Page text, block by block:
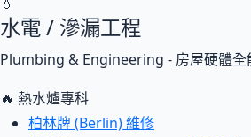
水電 / 滲漏工程
Plumbing & Engineering - 房屋硬體全
🔥 熱水爐專科
柏林牌 (Berlin) 維修